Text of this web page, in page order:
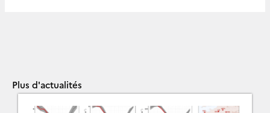
Plus d'actualités